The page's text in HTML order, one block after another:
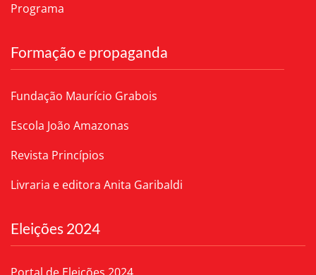
Programa
Formação e propaganda
Fundação Maurício Grabois
Escola João Amazonas
Revista Princípios
Livraria e editora Anita Garibaldi
Eleições 2024